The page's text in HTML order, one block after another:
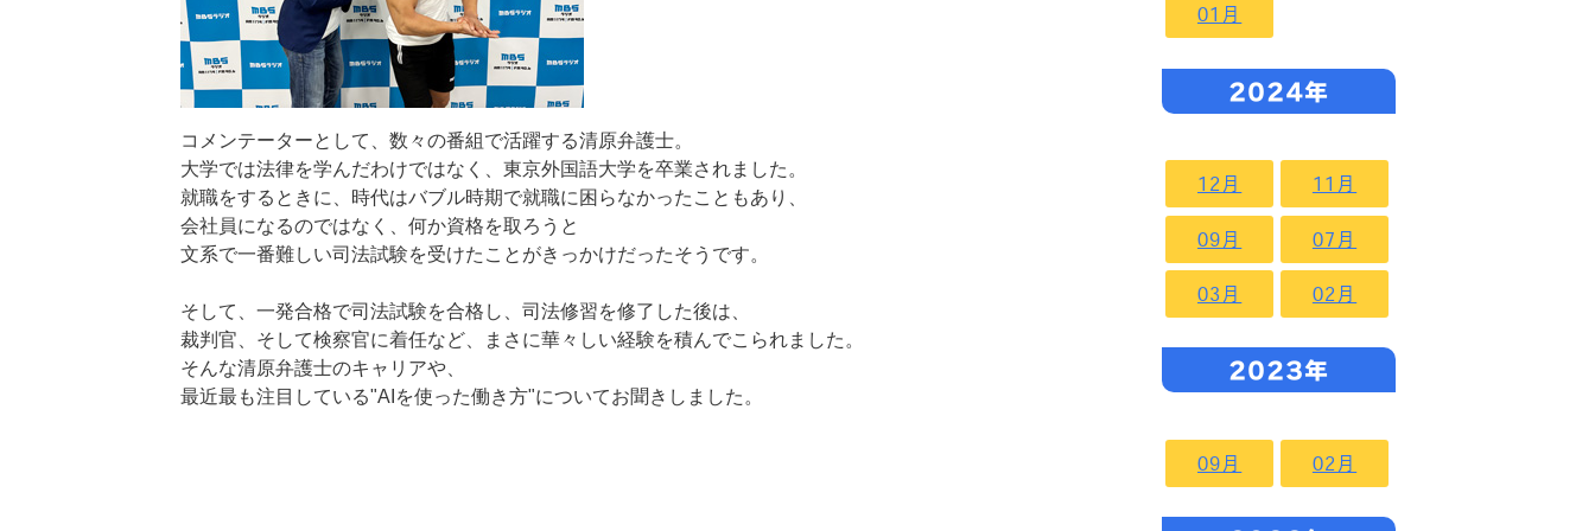
コメンテーターとして、数々の番組で活躍する清原弁護士。
大学では法律を学んだわけではなく、東京外国語大学を卒業されました。
就職をするときに、時代はバブル時期で就職に困らなかったこともあり、
会社員になるのではなく、何か資格を取ろうと
文系で一番難しい司法試験を受けたことがきっかけだったそうです。
そして、一発合格で司法試験を合格し、司法修習を修了した後は、
裁判官、そして検察官に着任など、まさに華々しい経験を積んでこられました。
そんな清原弁護士のキャリアや、
最近最も注目している"AIを使った働き方"についてお聞きしました。
01月
2024年
12月 11月
09月 07月
03月 02月
2023年
09月 02月